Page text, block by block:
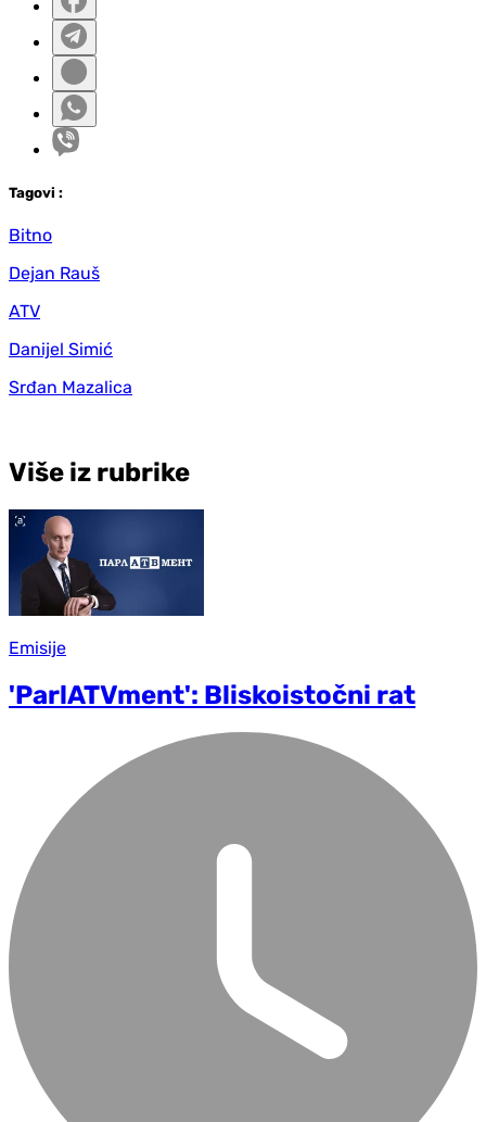
Tagovi :
Bitno
Dejan Rauš
ATV
Danijel Simić
Srđan Mazalica
Više iz rubrike
Emisije
'ParlATVment': Bliskoistočni rat